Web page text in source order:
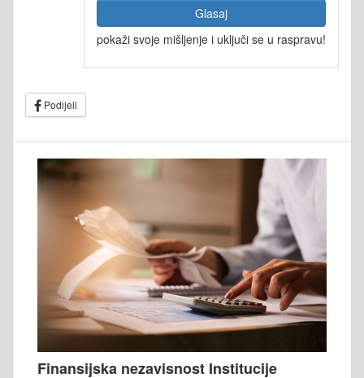
Glasaj
pokaži svoje mišljenje i uključi se u raspravu!
Podijeli
Finansijska nezavisnost Institucije